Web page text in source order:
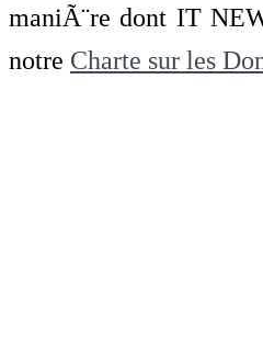
maniÃ¨re dont IT
notre Charte sur les